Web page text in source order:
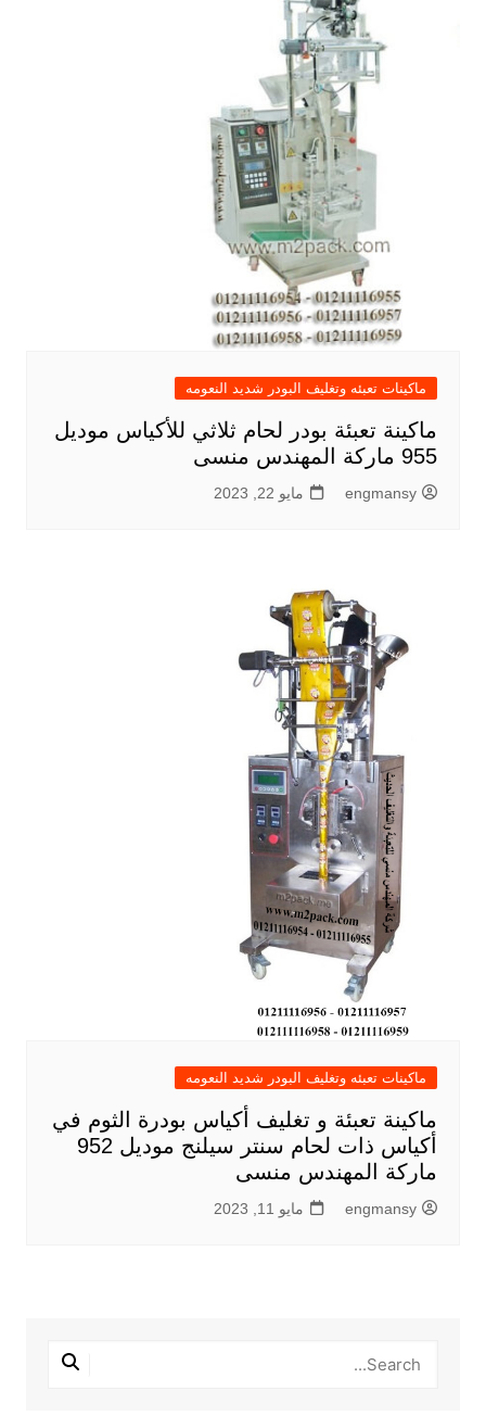
ماكينات تعبئه وتغليف البودر شديد النعومه
ماكينة تعبئة بودر لحام ثلاثي للأكياس موديل
955 ماركة المهندس منسى
engmansy مايو 22, 2023
ماكينات تعبئه وتغليف البودر شديد النعومه
ماكينة تعبئة و تغليف أكياس بودرة الثوم في
أكياس ذات لحام سنتر سيلنج موديل 952
ماركة المهندس منسى
engmansy مايو 11, 2023